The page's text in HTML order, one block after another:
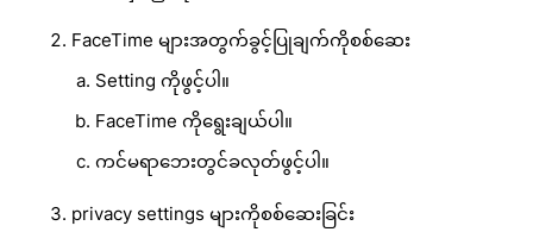
FaceTime များအတွက်ခွင့်ပြုချက်ကိုစစ်ဆေး
Setting ကိုဖွင့်ပါ။
FaceTime ကိုရွေးချယ်ပါ။
ကင်မရာဘေးတွင်ခလုတ်ဖွင့်ပါ။
privacy settings များကိုစစ်ဆေးခြင်း